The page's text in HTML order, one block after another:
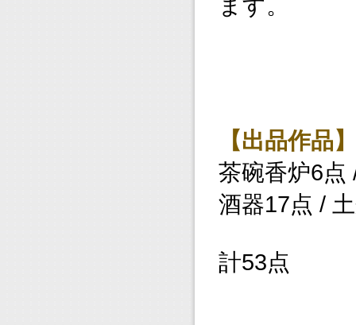
ます。
【出品作品
茶碗香炉6点
酒器17点 /
計53点